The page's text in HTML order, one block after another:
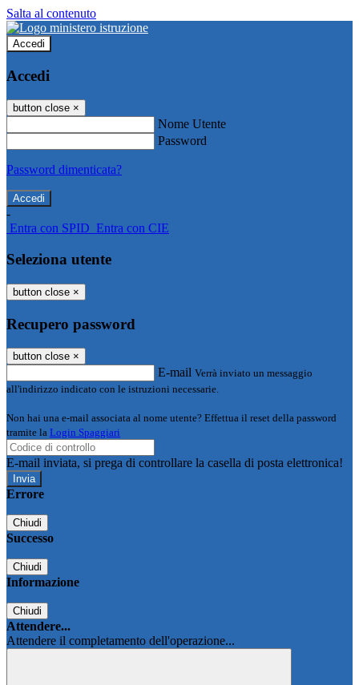
Salta al contenuto
Accedi
Accedi
button close ×
Nome Utente
Password
Password dimenticata?
-
Entra con SPID Entra con CIE
Seleziona utente
button close ×
Recupero password
button close ×
E-mail Verrà inviato un messaggio
all'indirizzo indicato con le istruzioni necessarie.
Non hai una e-mail associata al nome utente? Effettua il reset della password
tramite la Login Spaggiari
E-mail inviata, si prega di controllare la casella di posta elettronica!
Errore
Chiudi
Successo
Chiudi
Informazione
Chiudi
Attendere...
Attendere il completamento dell'operazione...